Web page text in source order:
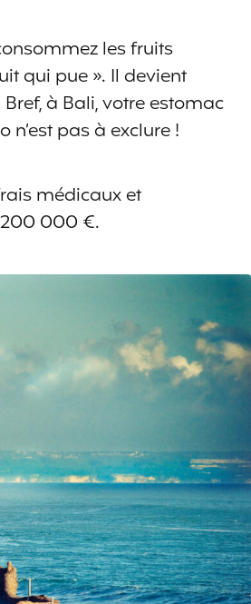
les fruits
qui pue ». Il devient
à Bali, votre estomac
pas à exclure !
médicaux et
200 000 €.